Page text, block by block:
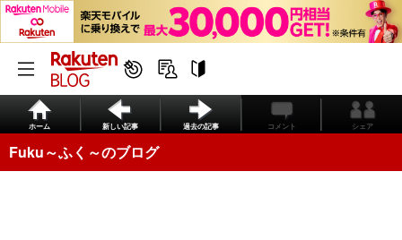
ホーム 新しい記事 過去の記事 コメント シェア
Fuku～ふく～のブログ